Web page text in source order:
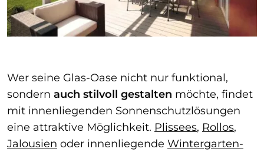
Wer seine Glas-Oase nicht nur funktional,
sondern auch stilvoll gestalten möchte, findet
mit innenliegenden Sonnenschutzlösungen
eine attraktive Möglichkeit. Plissees, Rollos,
Jalousien oder innenliegende Wintergarten-